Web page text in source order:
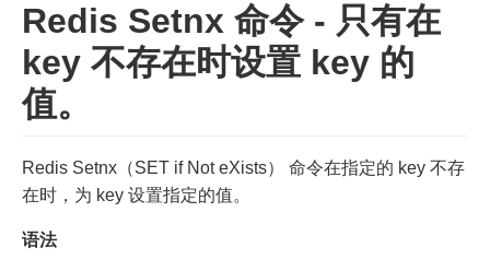
Redis Setnx 命令 - 只有在
key 不存在时设置 key 的
值。
Redis Setnx（SET if Not eXists） 命令在指定的 key 不存
在时，为 key 设置指定的值。
语法